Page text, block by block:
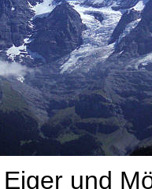
Eiger und